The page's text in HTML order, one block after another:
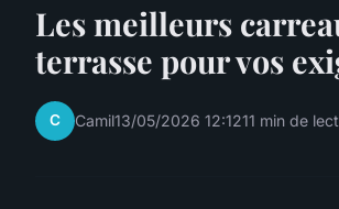
Les meilleurs
terrasse pour vos
C Camil13/05/2026 12:1211 min de